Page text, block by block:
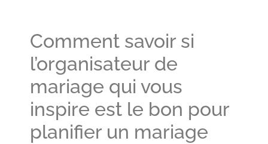
Comment savoir si
l’organisateur de
mariage qui vous
inspire est le bon pour
planifier un mariage